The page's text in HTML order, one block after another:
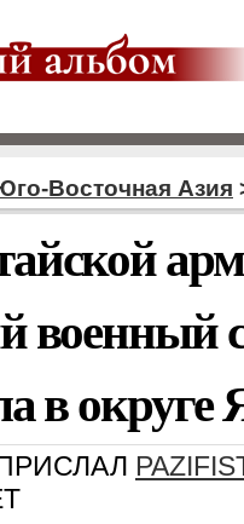
Восточная Азия
военный
в округе